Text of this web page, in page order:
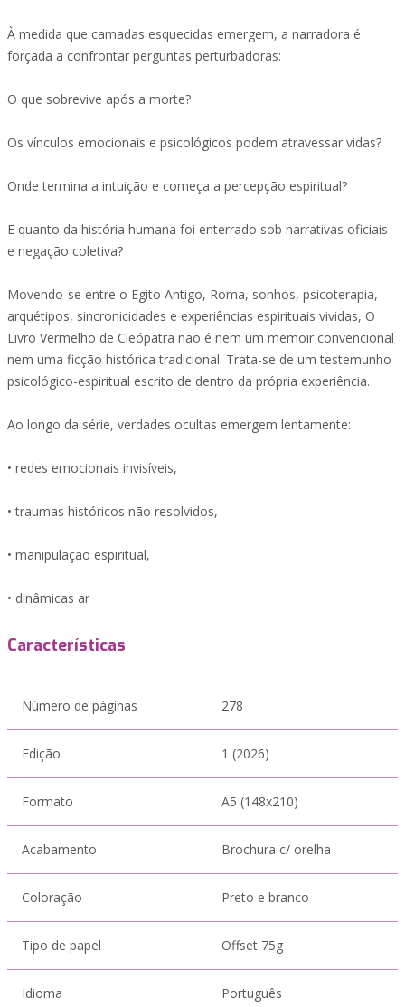
À medida que camadas esquecidas emergem, a narradora é
forçada a confrontar perguntas perturbadoras:
O que sobrevive após a morte?
Os vínculos emocionais e psicológicos podem atravessar vidas?
Onde termina a intuição e começa a percepção espiritual?
E quanto da história humana foi enterrado sob narrativas oficiais
e negação coletiva?
Movendo-se entre o Egito Antigo, Roma, sonhos, psicoterapia,
arquétipos, sincronicidades e experiências espirituais vividas, O
Livro Vermelho de Cleópatra não é nem um memoir convencional
nem uma ficção histórica tradicional. Trata-se de um testemunho
psicológico-espiritual escrito de dentro da própria experiência.
Ao longo da série, verdades ocultas emergem lentamente:
• redes emocionais invisíveis,
• traumas históricos não resolvidos,
• manipulação espiritual,
• dinâmicas ar
Características
Número de páginas 278
Edição 1 (2026)
Formato A5 (148x210)
Acabamento Brochura c/ orelha
Coloração Preto e branco
Tipo de papel Offset 75g
Idioma Português